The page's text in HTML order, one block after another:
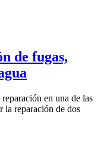
de fugas,
en una de las
la reparación de dos